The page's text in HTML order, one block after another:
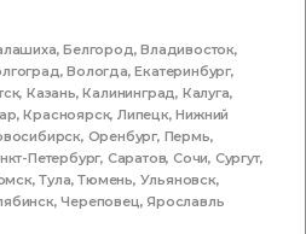
,Белгород,Владивосток,
,Вологда,Екатеринбург,
,Казань,Калининград, Калуга,
,Красноярск,Липецк,Нижний
, Оренбург, Пермь,
Петербург, Саратов,Сочи, Сургут,
,Тула,Тюмень, Ульяновск,
,Череповец,Ярославль